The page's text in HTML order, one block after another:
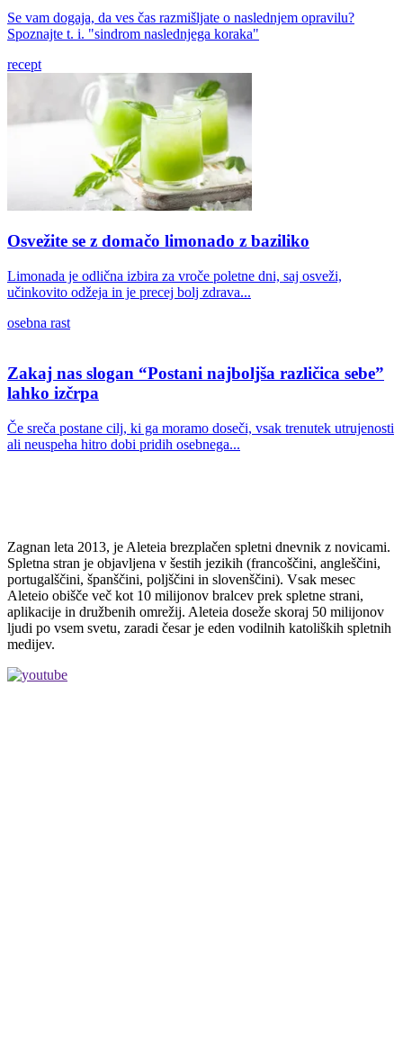
Se vam dogaja, da ves čas razmišljate o naslednjem opravilu?
Spoznajte t. i. "sindrom naslednjega koraka"
recept
Osvežite se z domačo limonado z baziliko
Limonada je odlična izbira za vroče poletne dni, saj osveži,
učinkovito odžeja in je precej bolj zdrava...
osebna rast
Zakaj nas slogan “Postani najboljša različica sebe”
lahko izčrpa
Če sreča postane cilj, ki ga moramo doseči, vsak trenutek utrujenosti
ali neuspeha hitro dobi pridih osebnega...
Zagnan leta 2013, je Aleteia brezplačen spletni dnevnik z novicami.
Spletna stran je objavljena v šestih jezikih (francoščini, angleščini,
portugalščini, španščini, poljščini in slovenščini). Vsak mesec
Aleteio obišče več kot 10 milijonov bralcev prek spletne strani,
aplikacije in družbenih omrežij. Aleteia doseže skoraj 50 milijonov
ljudi po vsem svetu, zaradi česar je eden vodilnih katoliških spletnih
medijev.